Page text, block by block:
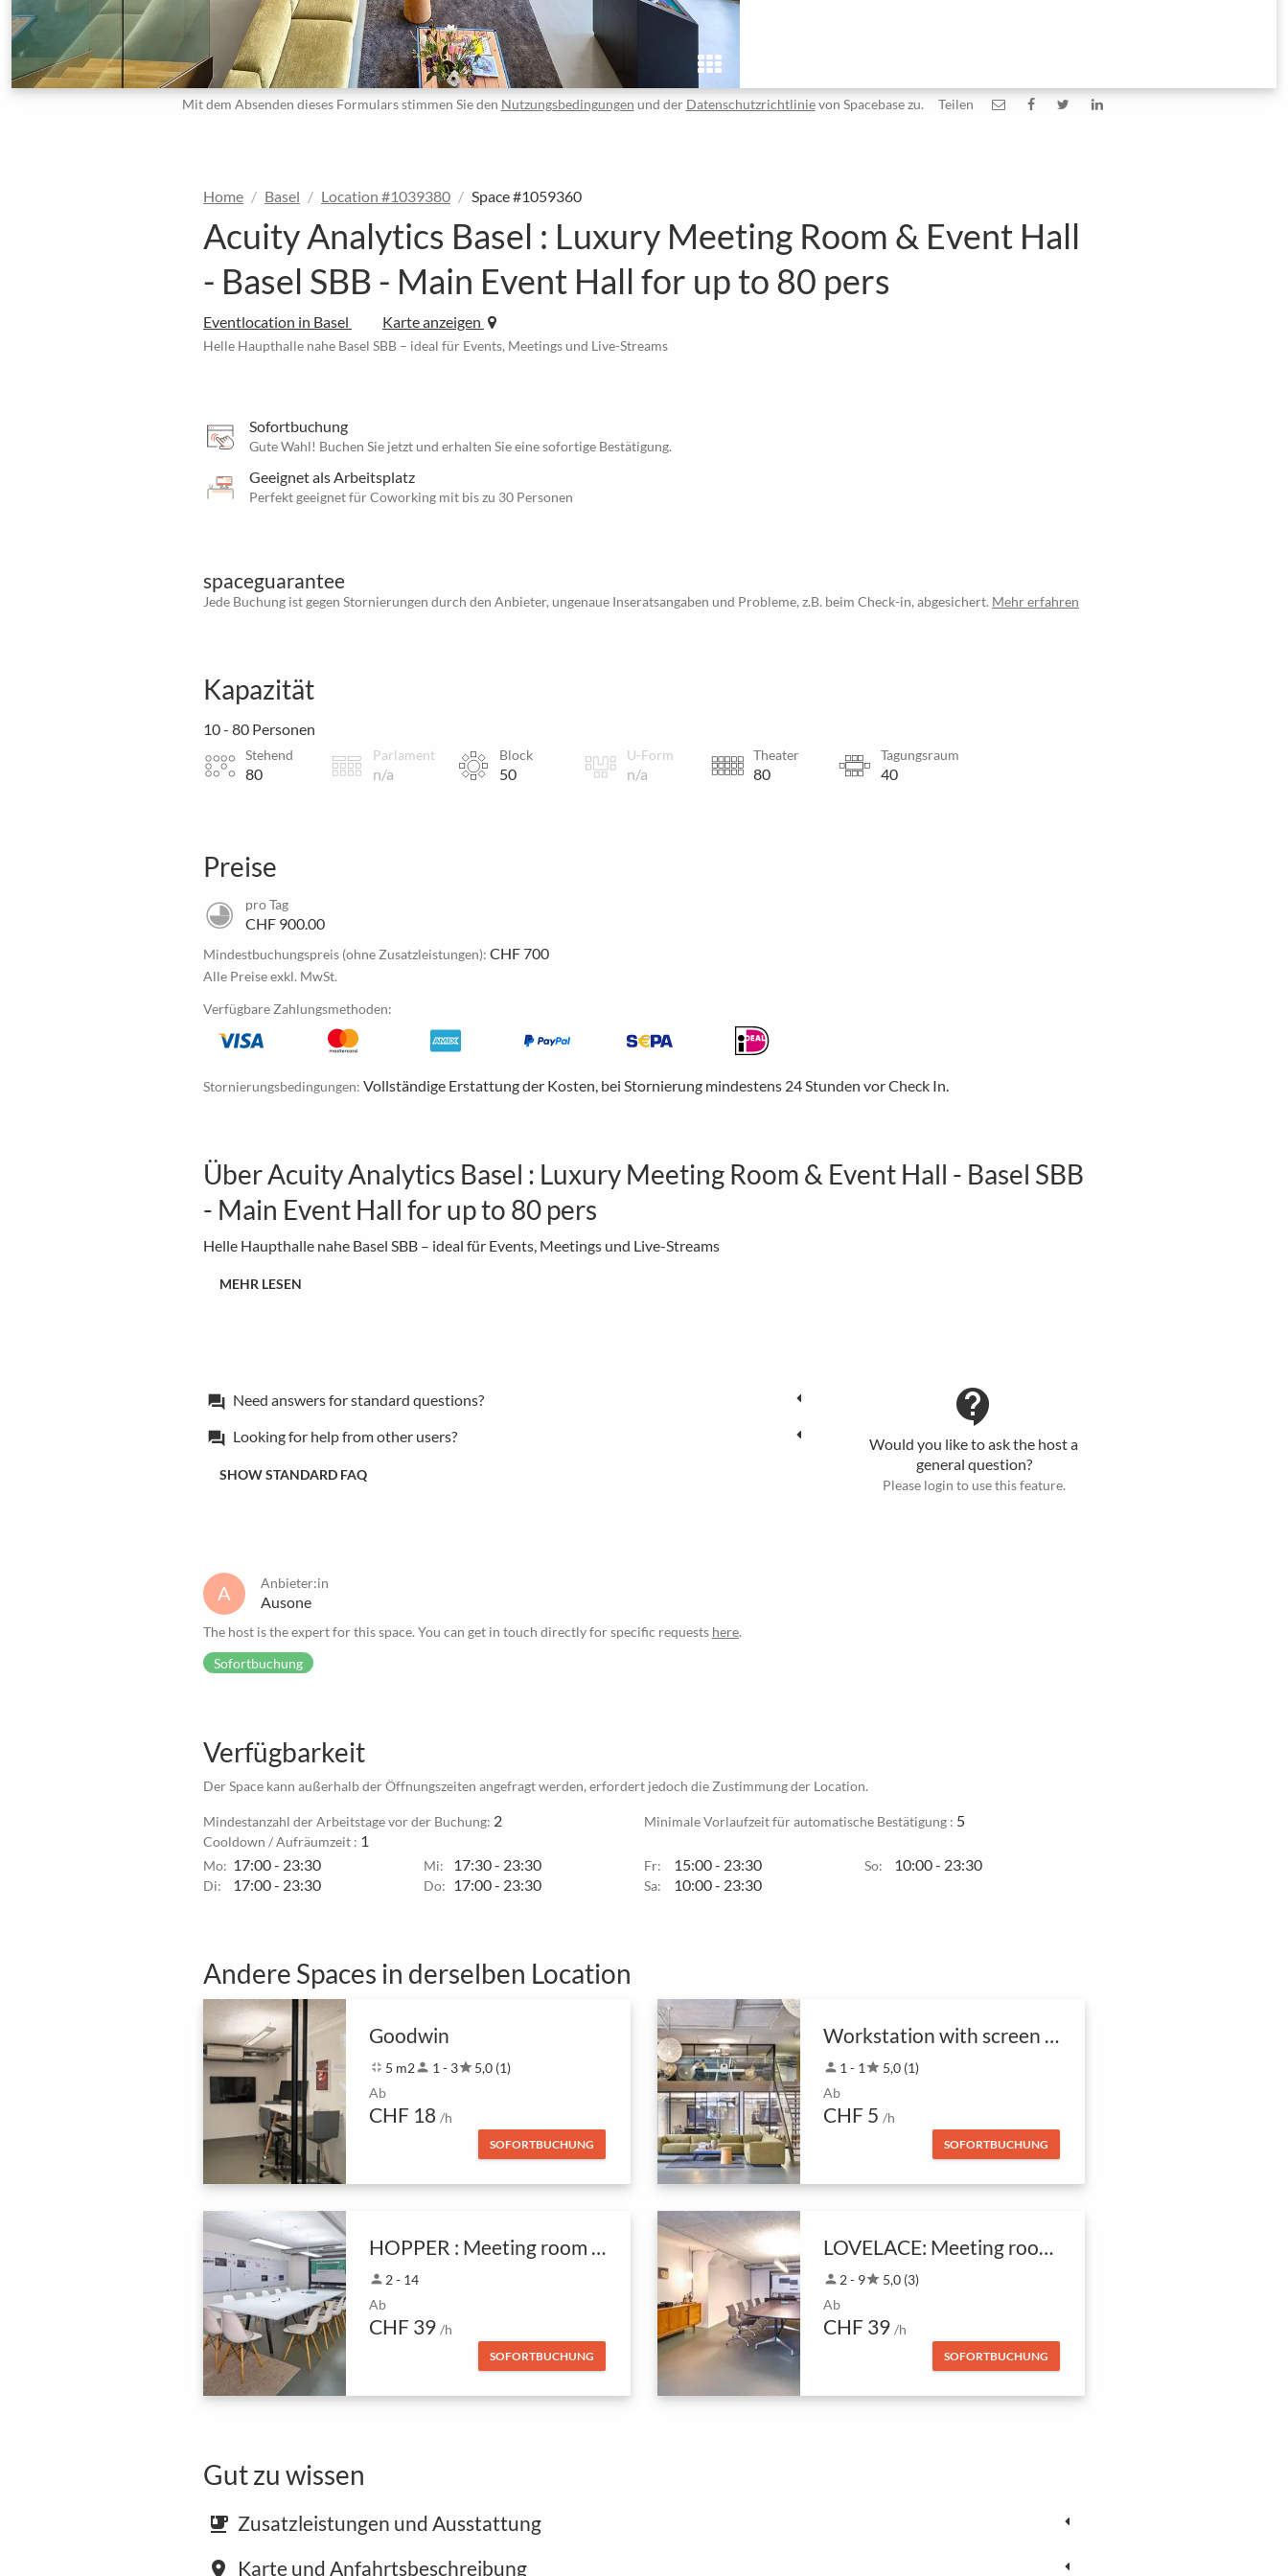
Mit dem Absenden dieses Formulars stimmen Sie den Nutzungsbedingungen und der Datenschutzrichtlinievon Spacebase zu. Teilen
Home Basel Location #1039380 Space #1059360
Acuity Analytics Basel : Luxury Meeting Room & Event Hall
- Basel SBB - Main Event Hall for up to 80 pers
Eventlocation in Basel Karte anzeigen
Helle Haupthalle nahe Basel SBB – ideal für Events, Meetings und Live-Streams
Sofortbuchung
Gute Wahl! Buchen Sie jetzt und erhalten Sie eine sofortige Bestätigung.
Geeignet als Arbeitsplatz
Perfekt geeignet für Coworking mit bis zu 30 Personen
spaceguarantee
Jede Buchung ist gegen Stornierungen durch den Anbieter, ungenaue Inseratsangaben und Probleme, z.B. beim Check-in, abgesichert. Mehr erfahren
Kapazität
10 - 80 Personen
Stehend
80
Parlament
n/a
Block
50
U-Form
n/a
Theater
80
Tagungsraum
40
Preise
pro Tag
CHF 900.00
Mindestbuchungspreis (ohne Zusatzleistungen): CHF 700
Alle Preise exkl. MwSt.
Verfügbare Zahlungsmethoden:
Stornierungsbedingungen: Vollständige Erstattung der Kosten, bei Stornierung mindestens 24 Stunden vor Check In.
Über Acuity Analytics Basel : Luxury Meeting Room & Event Hall - Basel SBB
- Main Event Hall for up to 80 pers
Helle Haupthalle nahe Basel SBB – ideal für Events, Meetings und Live-Streams
MEHR LESEN
forum Need answers for standard questions?
forum Looking for help from other users?
SHOW STANDARD FAQ
contact_support
Would you like to ask the host a
general question?
Please login to use this feature.
A Anbieter:in
Ausone
The host is the expert for this space. You can get in touch directly for specific requests here.
Sofortbuchung
Verfügbarkeit
Der Space kann außerhalb der Öffnungszeiten angefragt werden, erfordert jedoch die Zustimmung der Location.
Mindestanzahl der Arbeitstage vor der Buchung: 2 Minimale Vorlaufzeit für automatische Bestätigung : 5
Cooldown / Aufräumzeit : 1
Mo: 17:00 - 23:30
Di: 17:00 - 23:30
Mi: 17:30 - 23:30
Do: 17:00 - 23:30
Fr: 15:00 - 23:30
Sa: 10:00 - 23:30
So: 10:00 - 23:30
Andere Spaces in derselben Location
Goodwin
fullscreen_exit 5 m2person 1 - 3star5,0 (1)
Ab
CHF 18 /h
SOFORTBUCHUNG
Workstation with screen for 1 pers
person 1 - 1star 5,0 (1)
Ab
CHF 5 /h
SOFORTBUCHUNG
HOPPER : Meeting room for up to 14 pers
person 2 - 14
Ab
CHF 39 /h
SOFORTBUCHUNG
LOVELACE: Meeting room for up to 9 pers
person 2 - 9star 5,0 (3)
Ab
CHF 39 /h
SOFORTBUCHUNG
Gut zu wissen
emoji_food_beverage Zusatzleistungen und Ausstattung
place Karte und Anfahrtsbeschreibung